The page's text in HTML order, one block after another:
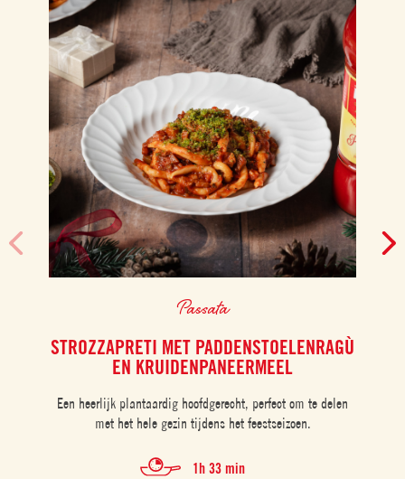
Passata
STROZZAPRETI MET PADDENSTOELENRAGÙ
EN KRUIDENPANEERMEEL
Een heerlijk plantaardig hoofdgerecht, perfect om te delen
met het hele gezin tijdens het feestseizoen.
1h 33 min